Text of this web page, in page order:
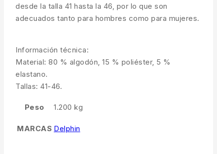
desde la talla 41 hasta la 46, por lo que son
adecuados tanto para hombres como para mujeres.
Información técnica:
Material: 80 % algodón, 15 % poliéster, 5 %
elastano.
Tallas: 41-46.
Peso 1.200 kg
MARCAS Delphin